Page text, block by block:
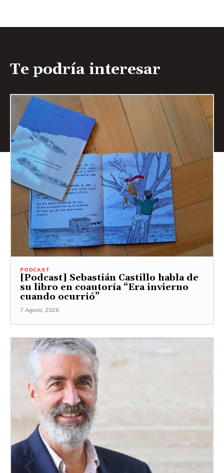
Te podría interesar
PODCAST
[Podcast] Sebastián Castillo habla de
su libro en coautoría “Era invierno
cuando ocurrió”
7 Agosto, 2026